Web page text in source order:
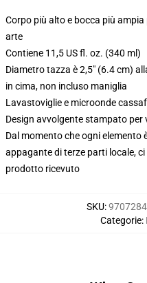
Corpo più alto e bocca più
arte
Contiene 11,5 US fl. oz. (340 ml)
Diametro tazza è 2,5" (6.4 cm)
in cima, non incluso maniglia
Lavastoviglie e microonde
Design avvolgente stampato
Dal momento che ogni
appagante di terze parti locale,
prodotto ricevuto
SKU:
Categorie: